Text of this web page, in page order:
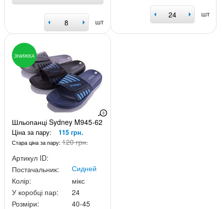
шт
шт
ЗНИЖКА
Шльопанці Sydney M945-62
Ціна за пару: 115 грн.
Стара ціна за пару:120 грн.
Артикул ID:
Постачальник:
Сидней
Колір:
мікс
У коробці пар:
24
Розміри:
40-45